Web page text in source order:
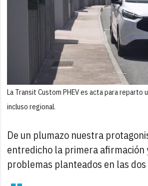
La Transit Custom PHEV es acta para reparto
incluso regional.
De un plumazo nuestra
entredicho la primera afirmación
problemas planteados en las